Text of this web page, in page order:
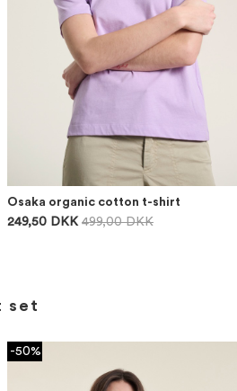
Osaka organic cotton t-shirt
249,50 DKK 499,00 DKK
set
-50%